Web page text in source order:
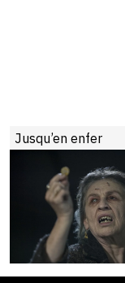
Send